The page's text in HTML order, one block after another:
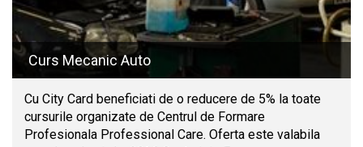
Curs Mecanic Auto
Cu City Card beneficiati de o reducere de 5% la toate
cursurile organizate de Centrul de Formare
Profesionala Professional Care. Oferta este valabila